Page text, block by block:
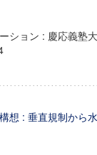
ション : 慶応義塾
想 : 垂直規制から